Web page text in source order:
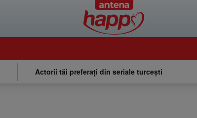
Actorii tăi preferați din seriale turcești